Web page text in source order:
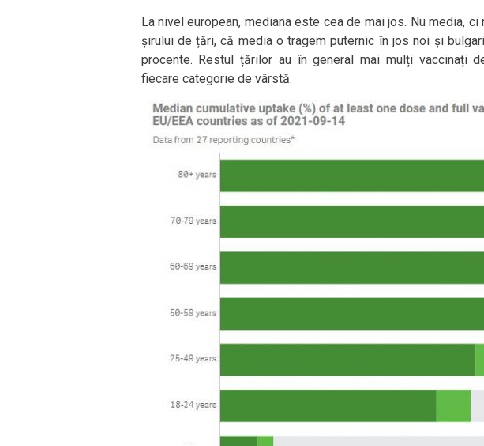
La nivel european, mediana este cea de mai jos. Nu media,
șirului de țări, că media o tragem puternic în jos noi și
procente. Restul țărilor au în general mai mulți vaccinați
fiecare categorie de vârstă.